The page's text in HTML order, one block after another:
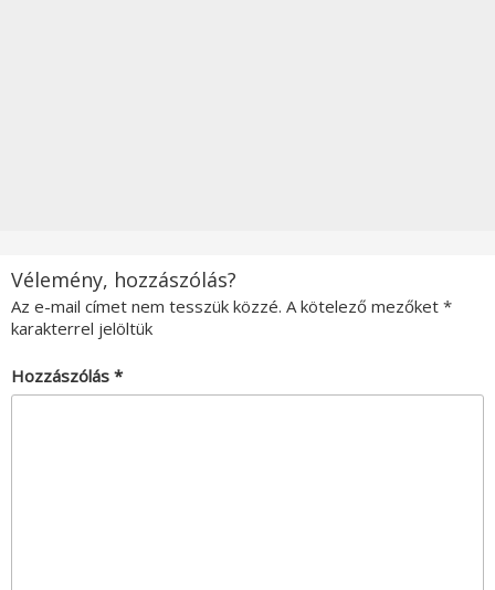
Vélemény, hozzászólás?
Az e-mail címet nem tesszük közzé. A kötelező mezőket *
karakterrel jelöltük
Hozzászólás *